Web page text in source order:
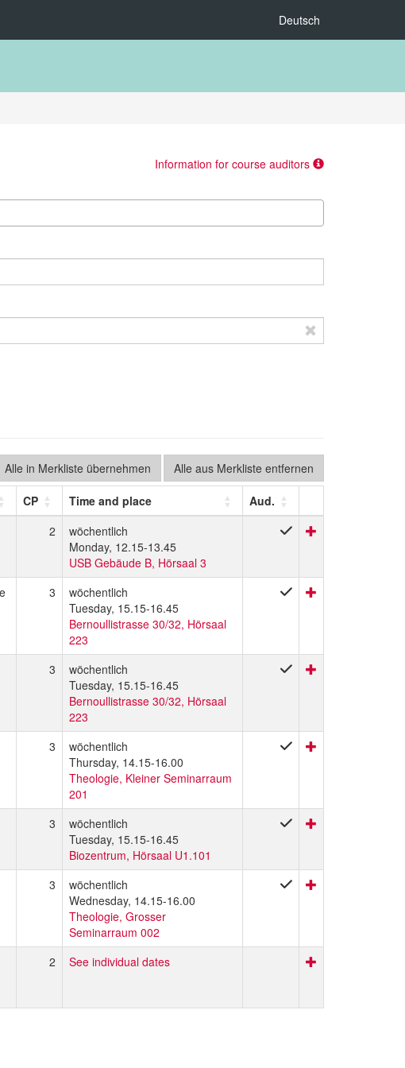
Deutsch
Information for course auditors
Alle aus Merkliste entfernen
Alle in Merkliste übernehmen
CP Time and place
Aud.
2
wöchentlich
Monday, 12.15-13.45
USB Gebäude B, Hörsaal 3
3
wöchentlich
Tuesday, 15.15-16.45
Bernoullistrasse 30/32, Hörsaal
223
3
wöchentlich
Tuesday, 15.15-16.45
Bernoullistrasse 30/32, Hörsaal
223
3
wöchentlich
Thursday, 14.15-16.00
Theologie, Kleiner Seminarraum
201
3
wöchentlich
Tuesday, 15.15-16.45
Biozentrum, Hörsaal U1.101
3
wöchentlich
Wednesday, 14.15-16.00
Theologie, Grosser
Seminarraum 002
2 See individual dates